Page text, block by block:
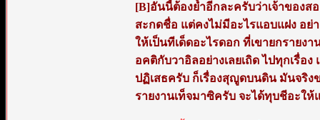
[B]อันนี้ต้องย้ำอีกละครับว่าเจ้าของส
สะกดชื่อ แต่คงไม่มีอะไรแอบแฝง อย่
ให้เป็นทีเด็ดอะไรดอก ที่เขายกรายง
อคติกับวาอิลอย่างเลยเถิด ไปทุกเรื่อ
ปฏิเสธครับ ก็เรื่องสุญูดบนดิน มันจริง
รายงานเท็จมาซิครับ จะได้ทุบชีอะให้